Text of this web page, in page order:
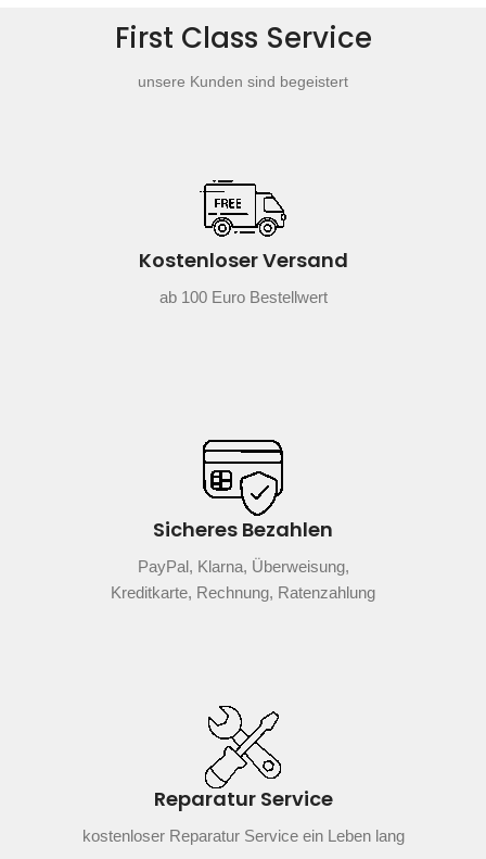
First Class Service
unsere Kunden sind begeistert
Kostenloser Versand
ab 100 Euro Bestellwert
Sicheres Bezahlen
PayPal, Klarna, Überweisung,
Kreditkarte, Rechnung, Ratenzahlung
Reparatur Service
kostenloser Reparatur Service ein Leben lang